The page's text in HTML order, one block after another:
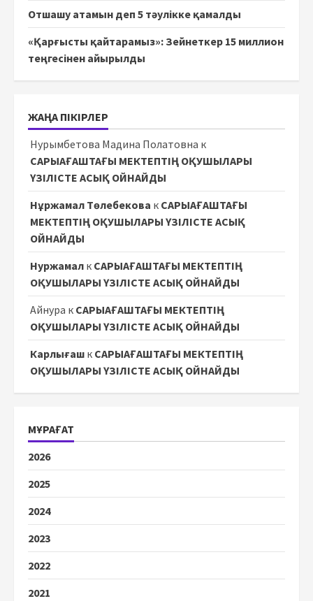
Отшашу атамын деп 5 тәулікке қамалды
«Қарғысты қайтарамыз»: Зейнеткер 15 миллион
теңгесінен айырылды
ЖАҢА ПІКІРЛЕР
Нурымбетова Мадина Полатовна к
САРЫАҒАШТАҒЫ МЕКТЕПТІҢ ОҚУШЫЛАРЫ
ҮЗІЛІСТЕ АСЫҚ ОЙНАЙДЫ
Нұржамал Төлебекова к САРЫАҒАШТАҒЫ
МЕКТЕПТІҢ ОҚУШЫЛАРЫ ҮЗІЛІСТЕ АСЫҚ
ОЙНАЙДЫ
Нуржамал к САРЫАҒАШТАҒЫ МЕКТЕПТІҢ
ОҚУШЫЛАРЫ ҮЗІЛІСТЕ АСЫҚ ОЙНАЙДЫ
Айнура к САРЫАҒАШТАҒЫ МЕКТЕПТІҢ
ОҚУШЫЛАРЫ ҮЗІЛІСТЕ АСЫҚ ОЙНАЙДЫ
Карлығаш к САРЫАҒАШТАҒЫ МЕКТЕПТІҢ
ОҚУШЫЛАРЫ ҮЗІЛІСТЕ АСЫҚ ОЙНАЙДЫ
МҰРАҒАТ
2026
2025
2024
2023
2022
2021